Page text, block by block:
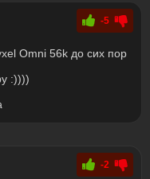
-5
Omni 56k до сих пор
:))))
-2